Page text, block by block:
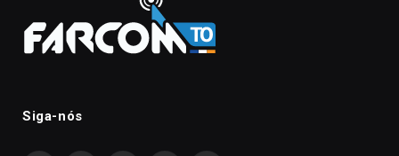
Siga-nós